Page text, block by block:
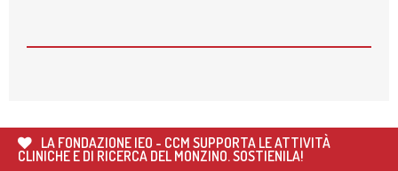
🌍 RIPARTE LA SECONDA FASE DEL PROGETTO DI
PROF. GIANFRANCO SINAGRA AL CONGRESSO
CARDIO MONZINO 2025
LA FONDAZIONE IEO - CCM SUPPORTA LE ATTIVITÀ
CLINICHE E DI RICERCA DEL MONZINO. SOSTIENILA!